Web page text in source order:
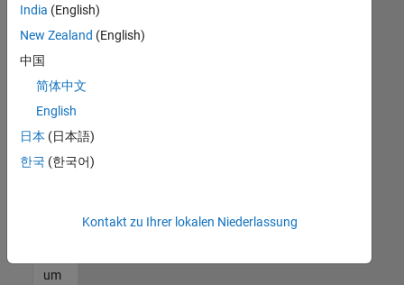
offenen
Stellen
können,
die
Ihren
entsprechen,
werden
unseres
um
India (English)
New Zealand (English)
中国
简体中文
English
日本 (日本語)
한국 (한국어)
Kontakt zu Ihrer lokalen Niederlassung